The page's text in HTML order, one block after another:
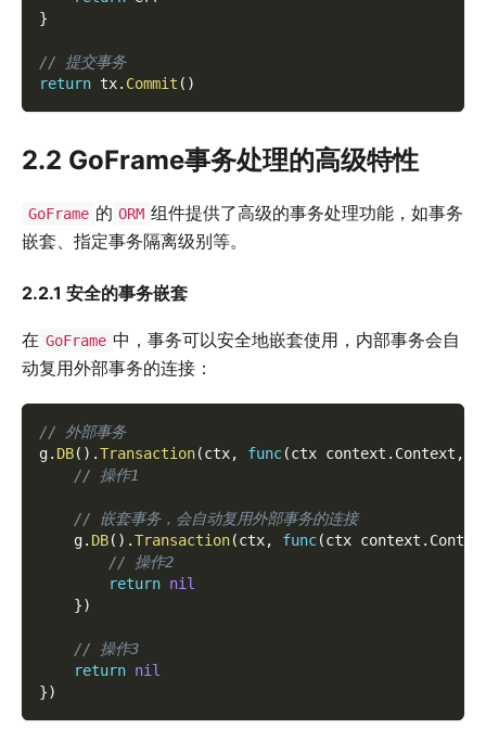
}
// 提交事务
return tx. Commit ( )
2.2 GoFrame事务处理的高级特性
GoFrame 的 ORM 组件提供了高级的事务处理功能，如事务
嵌套、指定事务隔离级别等。
2.2.1 安全的事务嵌套
在 GoFrame 中，事务可以安全地嵌套使用，内部事务会自
动复用外部事务的连接：
// 外部事务
g. DB( ) .Transaction(ctx, func(ctx context . Context ,
// 操作1
// 嵌套事务，会自动复用外部事务的连接
    g
. DB( ) .Transaction(ctx, func(ctx context .
// 操作2
return nil
})
// 操作3
return nil
})